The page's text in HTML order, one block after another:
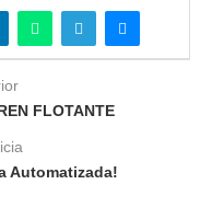
FLOTANTE
Automatizada!